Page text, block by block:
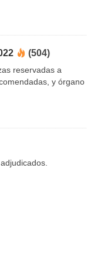
(504)
reservadas a
y órgano